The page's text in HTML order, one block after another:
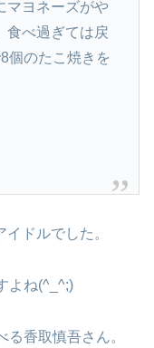
マヨネーズがや
食べ過ぎては戻
個のたこ焼きを
ドルでした。
よね(^_^;)
香取慎吾さん。